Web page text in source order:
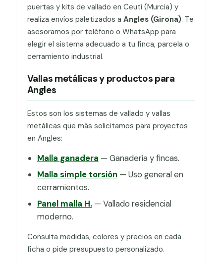
puertas y kits de vallado en Ceutí (Murcia) y
realiza envíos paletizados a Angles (Girona). Te
asesoramos por teléfono o WhatsApp para
elegir el sistema adecuado a tu finca, parcela o
cerramiento industrial.
Vallas metálicas y productos para
Angles
Estos son los sistemas de vallado y vallas
metálicas que más solicitamos para proyectos
en Angles:
Malla ganadera — Ganadería y fincas.
Malla simple torsión— Uso general en
cerramientos.
Panel malla H.— Vallado residencial
moderno.
Consulta medidas, colores y precios en cada
ficha o pide presupuesto personalizado.